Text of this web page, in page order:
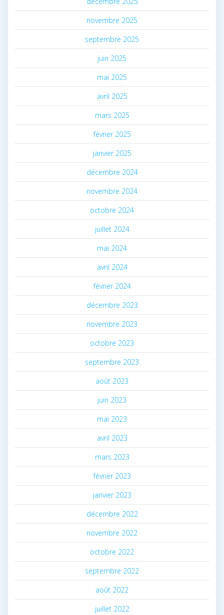
novembre 2025
septembre 2025
juin 2025
mai 2025
avril 2025
mars 2025
février 2025
janvier 2025
décembre 2024
novembre 2024
octobre 2024
juillet 2024
mai 2024
avril 2024
février 2024
décembre 2023
novembre 2023
octobre 2023
septembre 2023
août 2023
juin 2023
mai 2023
avril 2023
mars 2023
février 2023
janvier 2023
décembre 2022
novembre 2022
octobre 2022
septembre 2022
août 2022
juillet 2022